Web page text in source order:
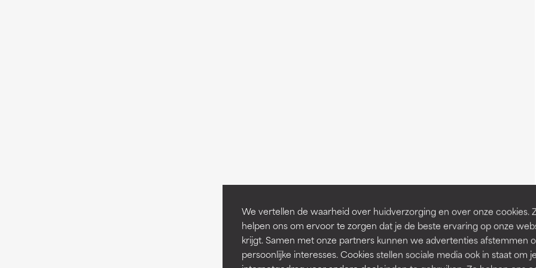
We vertellen de waarheid over huidverzorging en over onze cookies.
helpen ons om ervoor te zorgen dat je de beste ervaring op onze
krijgt. Samen met onze partners kunnen we advertenties afstemmen
persoonlijke interesses. Cookies stellen sociale media ook in staat om je